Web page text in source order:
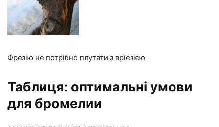
Фрезію не потрібно плутати з вріезією
Таблиця: оптимальні умови
для бромелии